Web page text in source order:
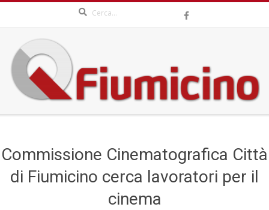
content
QFIUMICINO.COM
Menu
Commissione Cinematografica Città
di Fiumicino cerca lavoratori per il
cinema